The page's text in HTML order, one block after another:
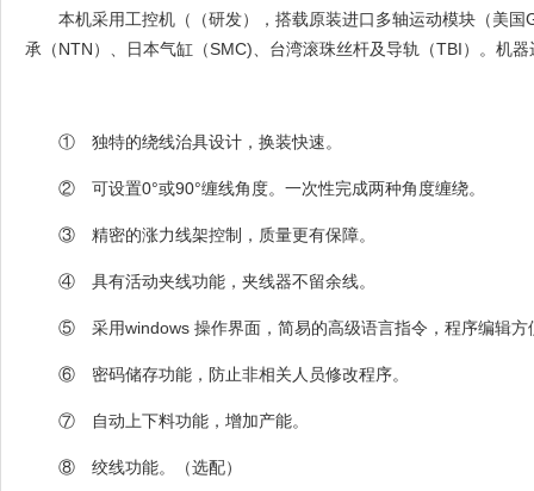
本机采用工控机（（研发），搭载原装进口多轴运动模块（美
承（NTN）、日本气缸（SMC)、台湾滚珠丝杆及导轨（TBI）。机
① 独特的绕线治具设计，换装快速。
② 可设置0°或90°缠线角度。一次性完成两种角度缠绕。
③ 精密的涨力线架控制，质量更有保障。
④ 具有活动夹线功能，夹线器不留余线。
⑤ 采用windows 操作界面，简易的高级语言指令，程序编辑方
⑥ 密码储存功能，防止非相关人员修改程序。
⑦ 自动上下料功能，增加产能。
⑧ 绞线功能。（选配）